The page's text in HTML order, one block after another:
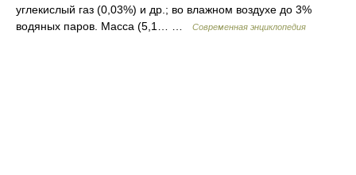
углекислый газ (0,03%) и др.; во влажном воздухе до 3%
водяных паров. Масса (5,1… …
Современная энциклопедия